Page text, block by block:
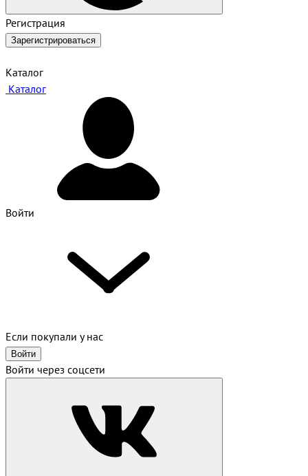
Регистрация
Зарегистрироваться
Каталог
Каталог
Войти
Если покупали у нас
Войти
Войти через соцсети